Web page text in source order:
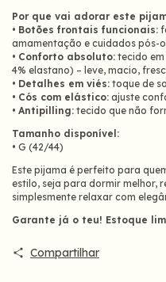
Por que vai adorar este
• Botões frontais funcionais:
amamentação e cuidados pós-
• Conforto absoluto: tecido
4% elastano) – leve, macio,
• Detalhes em viés: toque de
• Cós com elástico: ajuste
• Antipilling: tecido que não
Tamanho disponível:
• G (42/44)
Este pijama é perfeito para
estilo, seja para dormir melhor,
simplesmente relaxar com
Garante já o teu! Estoque
Compartilhar